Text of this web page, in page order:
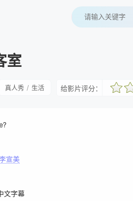
室
真人秀 / 生活 给影片评分：
很差较差还行 推荐力荐
宣美
文字幕